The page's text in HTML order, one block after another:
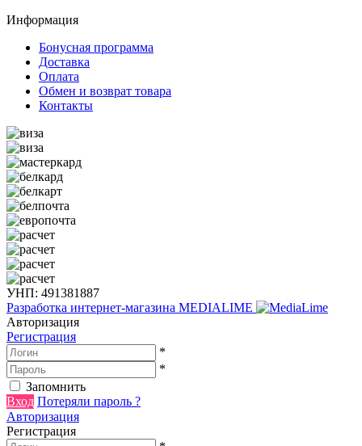
Информация
Бонусная программа
Доставка
Оплата
Обмен и возврат товара
Контакты
УНП: 491381887
Разработка интернет-магазина MEDIALIME
Авторизация
Регистрация
*
*
Запомнить
Вход Потеряли пароль ?
Авторизация
Регистрация